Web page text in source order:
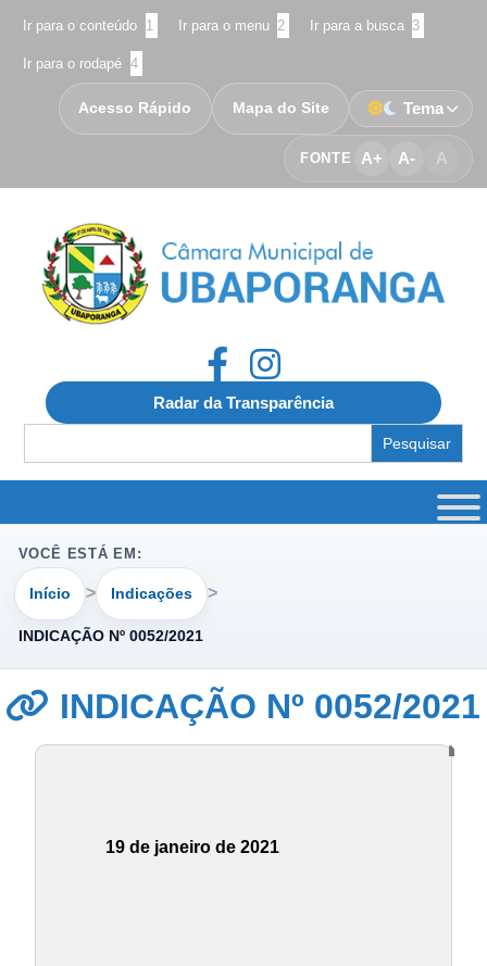
Ir para o conteúdo 1 Ir para o menu 2 Ir para a busca 3
Ir para o rodapé 4
FONTE A+ A- A
Acesso Rápido Mapa do Site Tema
Radar da Transparência
for:
VOCÊ ESTÁ EM:
Início Indicações
INDICAÇÃO Nº 0052/2021
INDICAÇÃO Nº 0052/2021
19 de janeiro de 2021